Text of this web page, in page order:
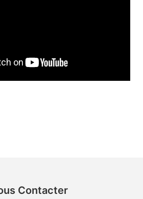
Contacter